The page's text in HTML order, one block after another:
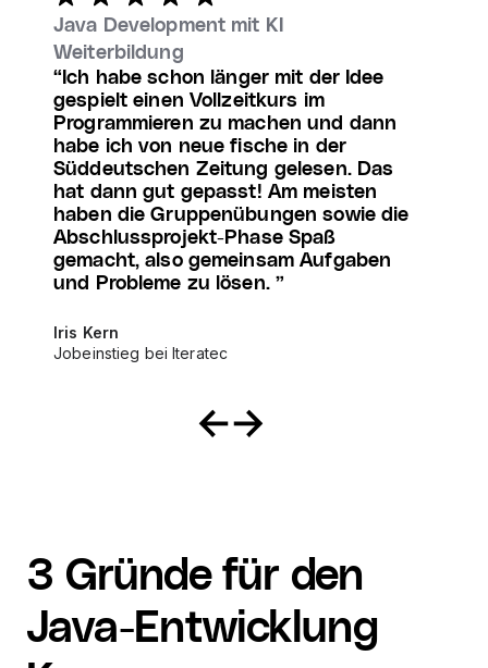
Java Development mit KI
Weiterbildung
Ich habe schon länger mit der Idee
gespielt einen Vollzeitkurs im
Programmieren zu machen und dann
habe ich von neue fische in der
Süddeutschen Zeitung gelesen. Das
hat dann gut gepasst! Am meisten
haben die Gruppenübungen sowie die
Abschlussprojekt-Phase Spaß
gemacht, also gemeinsam Aufgaben
und Probleme zu lösen.
Iris Kern
Jobeinstieg bei Iteratec
3 Gründe für den
Java-Entwicklung